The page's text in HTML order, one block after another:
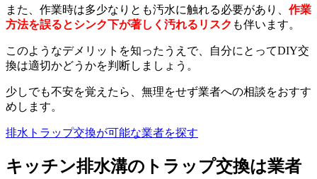
また、作業時は多少なりとも汚水に触れる必要があり、 作業
方法を誤るとシンク下が著しく汚れるリスク も伴います。
このようなデメリットを知ったうえで、自分にとってDIY交
換は適切かどうかを判断しましょう。
少しでも不安を覚えたら、無理をせず業者への相談をおすす
めします。
排水トラップ交換が可能な業者を探す
キッチン排水溝のトラップ交換は業者